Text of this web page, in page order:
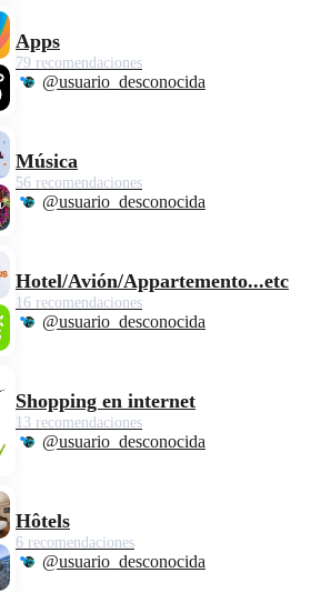
Apps
79 recomendaciones
@usuario_desconocida
Música
56 recomendaciones
@usuario_desconocida
Hotel/Avión/Appartemento...etc
16 recomendaciones
@usuario_desconocida
Shopping en internet
13 recomendaciones
@usuario_desconocida
Hôtels
6 recomendaciones
@usuario_desconocida